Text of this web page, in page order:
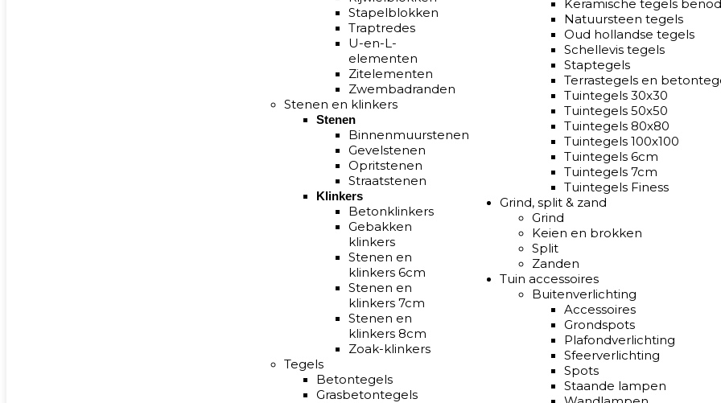
Stapelblokken
Traptredes
U-en-L-
elementen
Zitelementen
Zwembadranden
Stenen en klinkers
Stenen
Binnenmuurstenen
Gevelstenen
Opritstenen
Straatstenen
Klinkers
Betonklinkers
Gebakken
klinkers
Stenen en
klinkers 6cm
Stenen en
klinkers 7cm
Stenen en
klinkers 8cm
Zoak-klinkers
Tegels
Betontegels
Grasbetontegels
Keramische tegels
Natuursteen tegels
Oud hollandse tegels
Schellevis tegels
Staptegels
Terrastegels en
Tuintegels 30x30
Tuintegels 50x50
Tuintegels 80x80
Tuintegels 100x100
Tuintegels 6cm
Tuintegels 7cm
Tuintegels Finess
Grind, split & zand
Grind
Keien en brokken
Split
Zanden
Tuin accessoires
Buitenverlichting
Accessoires
Grondspots
Plafondverlichting
Sfeerverlichting
Spots
Staande lampen